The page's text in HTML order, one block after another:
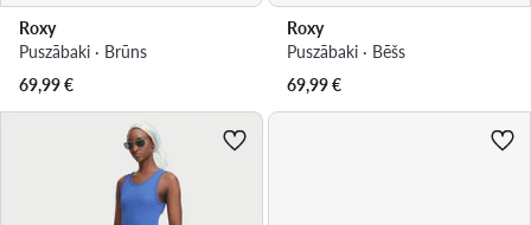
Roxy
Puszābaki · Brūns
69,99€
Roxy
Puszābaki · Bēšs
69,99€